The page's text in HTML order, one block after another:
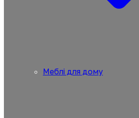
Меблі для дому